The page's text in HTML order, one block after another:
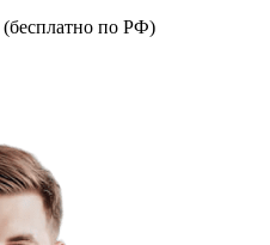
(бесплатно по РФ)